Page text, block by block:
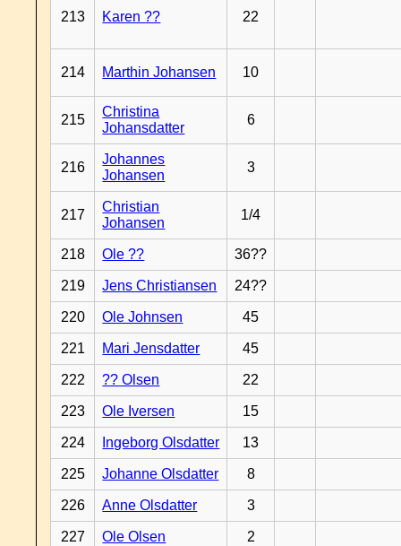
213 Karen ?? 22
214 Marthin Johansen 10
215
Christina
Johansdatter
6
216
Johannes
Johansen
3
217
Christian
Johansen
1/4
218 Ole ?? 36??
219 Jens Christiansen 24??
220 Ole Johnsen 45
221 Mari Jensdatter 45
222 ?? Olsen 22
223 Ole Iversen 15
224 Ingeborg Olsdatter 13
225 Johanne Olsdatter 8
226 Anne Olsdatter 3
227 Ole Olsen 2